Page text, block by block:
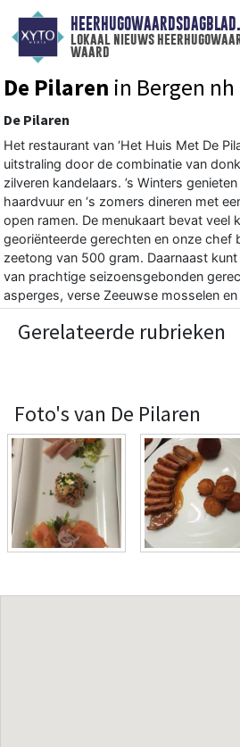
lokaal nieuws
waard
De Pilaren in Bergen nh
De Pilaren
Het restaurant van ‘Het Huis Met De
uitstraling door de combinatie van
zilveren kandelaars. ’s Winters
haardvuur en ‘s zomers dineren met
open ramen. De menukaart bevat veel
georiënteerde gerechten en onze chef
zeetong van 500 gram. Daarnaast
van prachtige seizoensgebonden
asperges, verse Zeeuwse mosselen
Gerelateerde rubrieken
Foto's van De Pilaren